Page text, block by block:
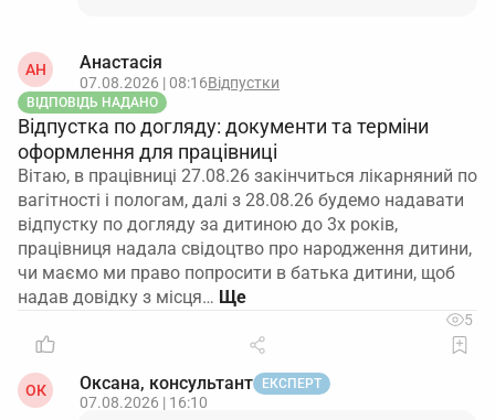
АН Анастасія
07.08.2026 | 08:16Відпустки
ВІДПОВІДЬ НАДАНО
Відпустка по догляду: документи та терміни
оформлення для працівниці
Вітаю, в працівниці 27.08.26 закінчиться лікарняний по
вагітності і пологам, далі з 28.08.26 будемо надавати
відпустку по догляду за дитиною до 3х років,
працівниця надала свідоцтво про народження дитини,
чи маємо ми право попросити в батька дитини, щоб
надав довідку з місця…
5
ОК Оксана, консультант ЕКСПЕРТ
07.08.2026 | 16:10